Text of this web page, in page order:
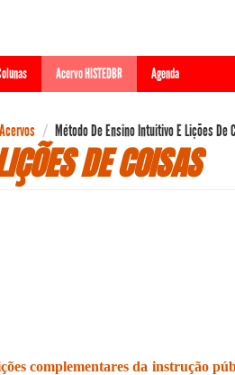
Acervo HISTEDBR Agenda
Acervos Método De Ensino Intuitivo E Lições De
DE COISAS
complementares da instrução